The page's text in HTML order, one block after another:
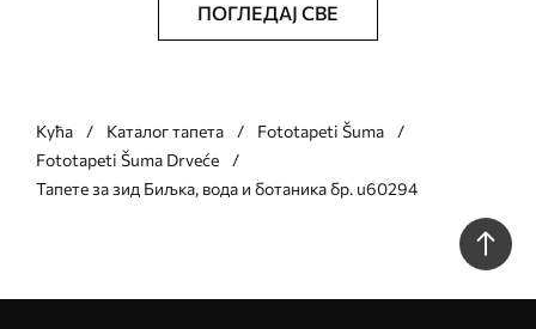
ПОГЛЕДАЈ СВЕ
Кућа Каталог тапета
Fototapeti Šuma
Fototapeti Šuma Drveće
Тапете за зид Биљка, вода и ботаника бр. u60294